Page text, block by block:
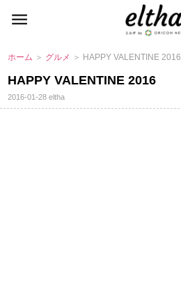
ホーム ＞ グルメ ＞ HAPPY VALENTINE 2016
HAPPY VALENTINE 2016
2016-01-28eltha